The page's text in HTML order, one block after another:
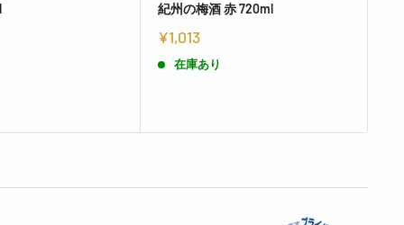
紀州の梅酒 赤 720ml
¥1,013
在庫あり